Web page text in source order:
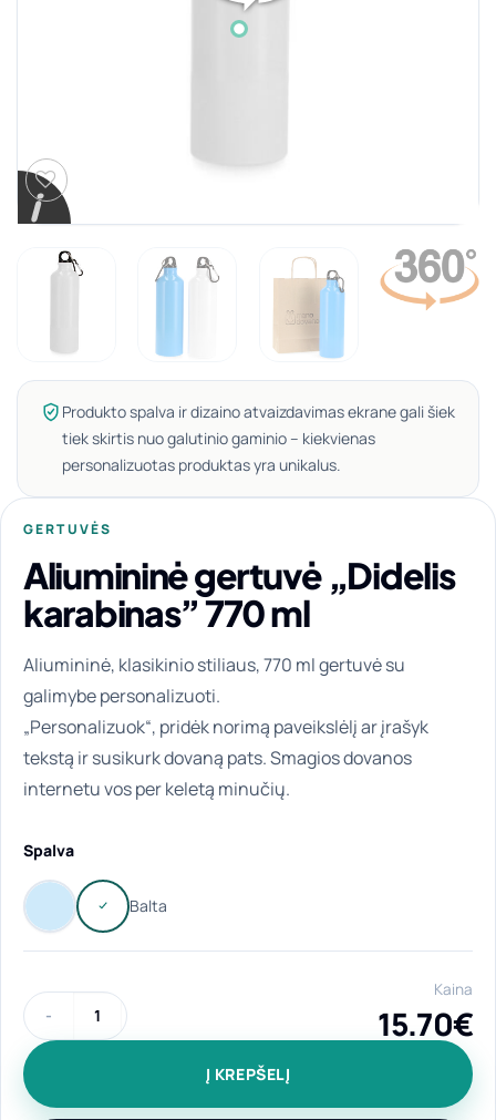
Produkto spalva ir dizaino atvaizdavimas ekrane gali šiek
tiek skirtis nuo galutinio gaminio – kiekvienas
personalizuotas produktas yra unikalus.
GERTUVĖS
Aliumininė gertuvė „Didelis
karabinas” 770 ml
Aliumininė, klasikinio stiliaus, 770 ml gertuvė su
galimybe personalizuoti.
„Personalizuok“, pridėk norimą paveikslėlį ar įrašyk
tekstą ir susikurk dovaną pats. Smagios dovanos
internetu vos per keletą minučių.
Spalva
produkto kiekis: Aliumininė gertuvė "Didelis karabinas" 770
Kaina
15.70€
Į KREPŠELĮ